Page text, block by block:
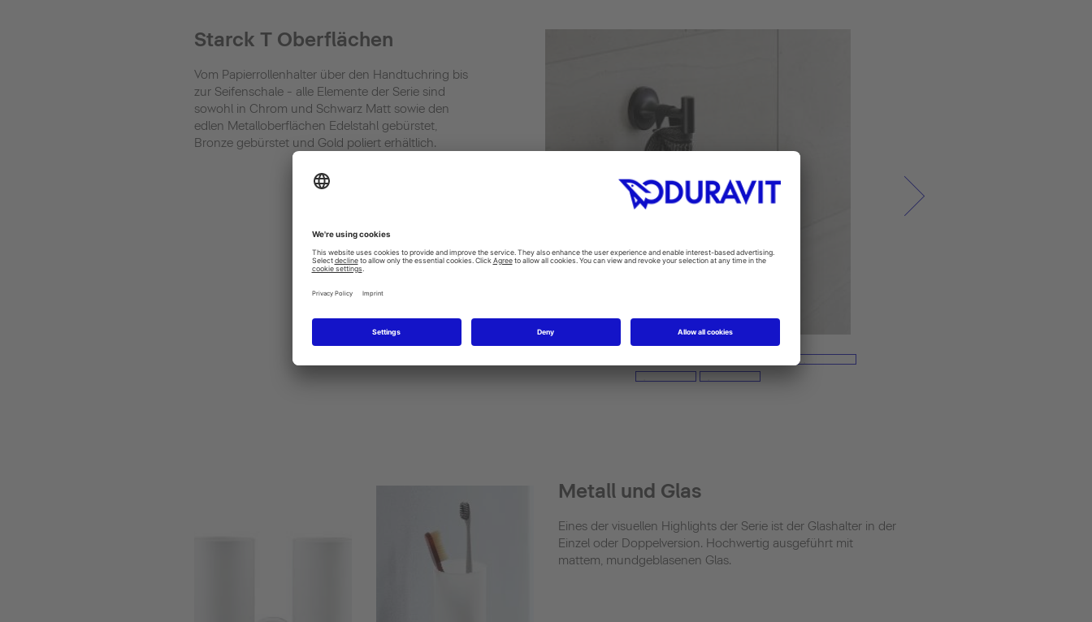
Starck T Oberflächen
Vom Papierrollenhalter über den Handtuchring bis
zur Seifenschale - alle Elemente der Serie sind
sowohl in Chrom und Schwarz Matt sowie den
edlen Metalloberflächen Edelstahl gebürstet,
Bronze gebürstet und Gold poliert erhältlich.
Metall und Glas
Eines der visuellen Highlights der Serie ist der Glashalter in der
Einzel oder Doppelversion. Hochwertig ausgeführt mit
mattem, mundgeblasenen Glas.